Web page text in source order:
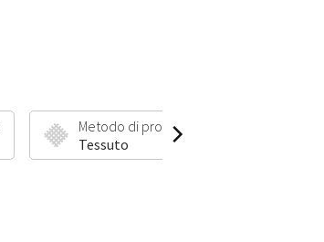
Metodo di produzione
Tessuto